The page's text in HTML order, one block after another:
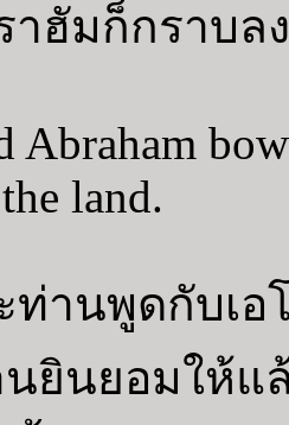
าฮัมก็กราบ
Abraham
land.
ท่านพูดกับเ
ยินยอมให้แ